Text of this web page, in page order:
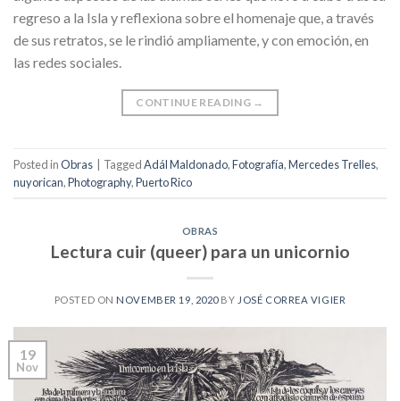
regreso a la Isla y reflexiona sobre el homenaje que, a través
de sus retratos, se le rindió ampliamente, y con emoción, en
las redes sociales.
CONTINUE READING →
Posted inObras TaggedAdál Maldonado,Fotografía,Mercedes Trelles,
nuyorican,Photography,Puerto Rico
OBRAS
Lectura cuir (queer) para un unicornio
POSTED ON NOVEMBER 19, 2020BY JOSÉ CORREA VIGIER
19
Nov